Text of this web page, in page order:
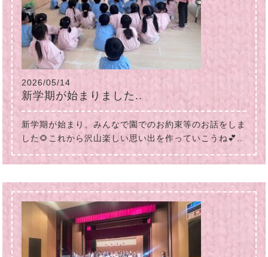
2026/05/14
新学期が始まりました..
新学期が始まり、みんなで園でのお約束等のお話をしま
した🌻これから沢山楽しい思い出を作っていこうね💕..